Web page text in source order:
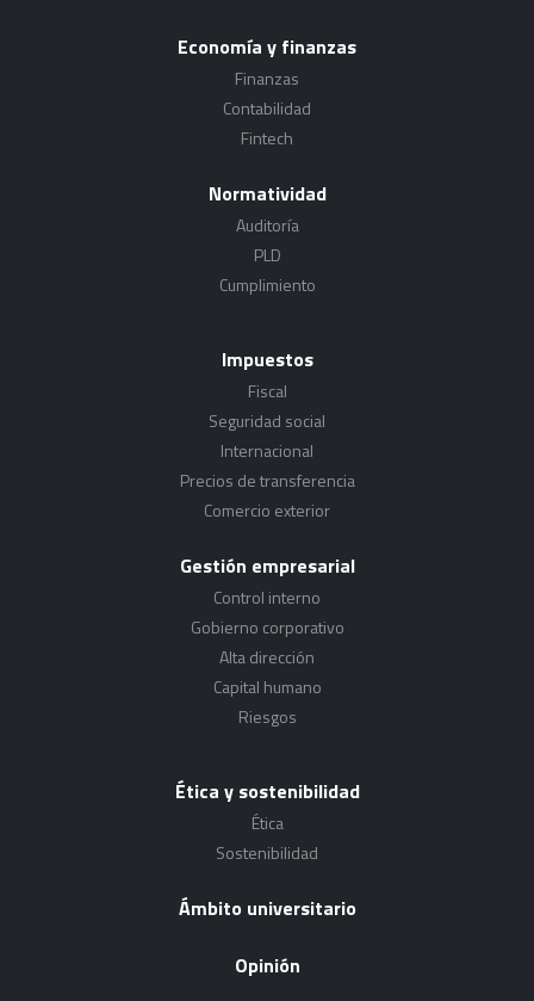
Economía y finanzas
Finanzas
Contabilidad
Fintech
Normatividad
Auditoría
PLD
Cumplimiento
Impuestos
Fiscal
Seguridad social
Internacional
Precios de transferencia
Comercio exterior
Gestión empresarial
Control interno
Gobierno corporativo
Alta dirección
Capital humano
Riesgos
Ética y sostenibilidad
Ética
Sostenibilidad
Ámbito universitario
Opinión